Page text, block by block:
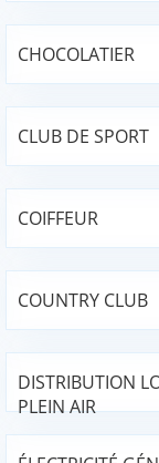
CHOCOLATIER
CLUB DE SPORT
COIFFEUR
COUNTRY CLUB
DISTRIBUTION
PLEIN AIR